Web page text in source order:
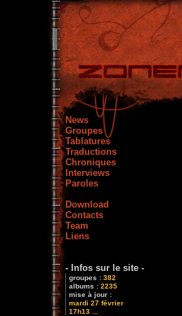
News
Groupes
Tablatures
Traductions
Chroniques
Interviews
Paroles
Download
Contacts
Team
Liens
- Infos sur le site -
groupes : 382
albums : 2235
mise à jour :
mardi 27 février
17h13 ...